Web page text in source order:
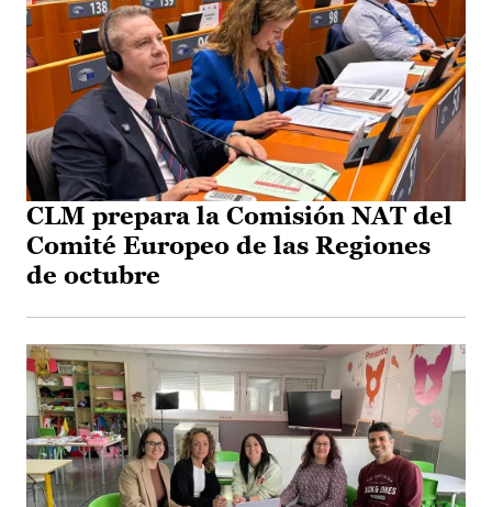
CLM prepara la Comisión NAT del
Comité Europeo de las Regiones
de octubre